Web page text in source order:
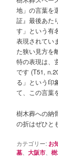
地」の言葉を
証』最後あた
す」という有
表現されてい
た狭い見方を
特の表現は、
です (T51,
る」という印
て、この言葉
樹木葬への納
の折はぜひと
カテゴリー: お
墓 、大阪市 、